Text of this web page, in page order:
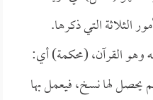
الثلاثة التي ذكرها.
وهو القرآن، (محكمة) أي:
لها نسخ، فيعمل بها